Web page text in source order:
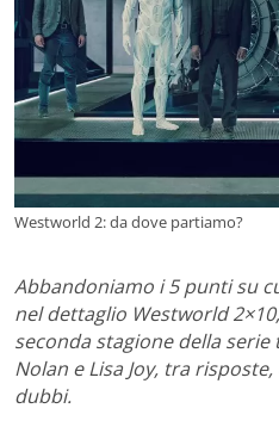
Westworld 2: da dove partiamo?
Abbandoniamo i 5 punti su
nel dettaglio Westworld
seconda stagione della serie
Nolan e Lisa Joy, tra
dubbi.